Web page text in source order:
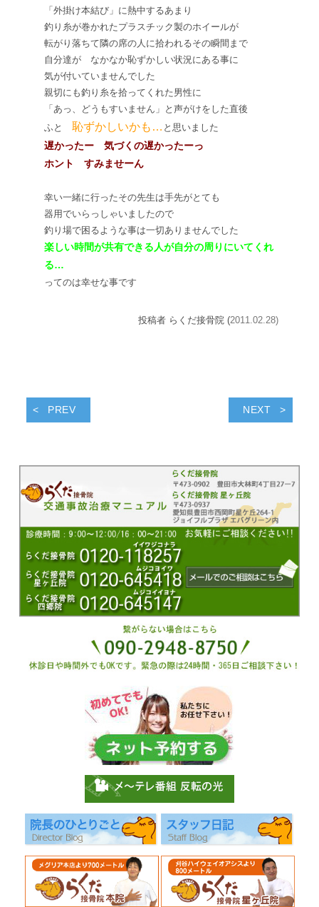
「外掛け本結び」に熱中するあまり
釣り糸が巻かれたプラスチック製のホイールが
転がり落ちて隣の席の人に拾われるその瞬間まで
自分達が なかなか恥ずかしい状況にある事に
気が付いていませんでした
親切にも釣り糸を拾ってくれた男性に
「あっ、どうもすいません」と声がけをした直後
ふと 恥ずかしいかも… と思いました
遅かったー 気づくの遅かったーっ
ホント すみませーん
幸い一緒に行ったその先生は手先がとても
器用でいらっしゃいましたので
釣り場で困るような事は一切ありませんでした
楽しい時間が共有できる人が自分の周りにいてくれ
る…
ってのは幸せな事です
投稿者 らくだ接骨院 (2011.02.28)
PREV NEXT